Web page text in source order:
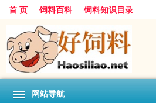
首 页 饲料百科 饲料知识目录
网站导航